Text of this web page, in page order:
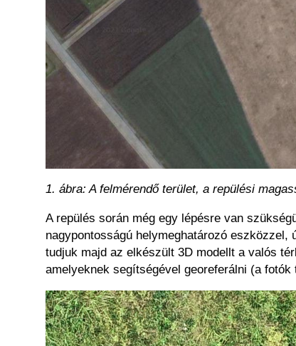
1. ábra: A felmérendő terület, a repülési
A repülés során még egy lépésre van
nagypontosságú helymeghatározó
tudjuk majd az elkészült 3D modellt a valós
amelyeknek segítségével georeferálni (a
Kép